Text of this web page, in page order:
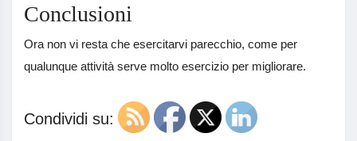
Conclusioni
Ora non vi resta che esercitarvi parecchio, come per
qualunque attività serve molto esercizio per migliorare.
Condividi su: